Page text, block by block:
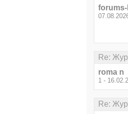
Re:
roma n
1 -
Re: